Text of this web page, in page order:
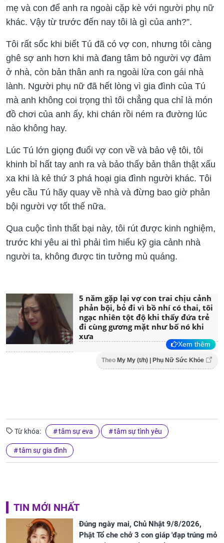
mẹ và con để anh ra ngoài cặp kè với người phụ nữ
khác. Vậy từ trước đến nay tôi là gì của anh?”.
Tôi rất sốc khi biết Tú đã có vợ con, nhưng tôi càng
ghê sợ anh hơn khi mà đang tâm bỏ người vợ đảm
ở nhà, còn bản thân anh ra ngoài lừa con gái nhà
lành. Người phụ nữ đã hết lòng vì gia đình của Tú
mà anh không coi trọng thì tôi chẳng qua chỉ là món
đồ chơi của anh ấy, khi chán rồi ném ra đường lúc
nào không hay.
Lúc Tú lớn giọng đuổi vợ con về và bảo vệ tôi, tôi
khinh bỉ hất tay anh ra và bảo thấy bản thân thật xấu
xa khi là kẻ thứ 3 phá hoại gia đình người khác. Tôi
yêu cầu Tú hãy quay về nhà và đừng bao giờ phản
bội người vợ tốt thế nữa.
Qua cuộc tình thất bại này, tôi rút được kinh nghiệm,
trước khi yêu ai thì phải tìm hiểu kỹ gia cảnh nhà
người ta, không được tin tưởng mù quáng.
5 năm gặp lại vợ con trai chịu cảnh
phản bội, bỏ đi vì bồ nhí có thai, tôi
ngạc nhiên tột độ khi thấy đứa trẻ
đi cùng gương mặt như bố nó khi
xưa
Xem thêm
Theo My My (t/h) | Phụ Nữ Sức Khỏe
Từ khóa: tâm sự eva tâm sự tình yêu
tâm sự gia đình
TIN MỚI NHẤT
Đúng ngày mai, Chủ Nhật 9/8/2026,
Phật Tổ che chở 3 con giáp 'đạp trúng mỏ